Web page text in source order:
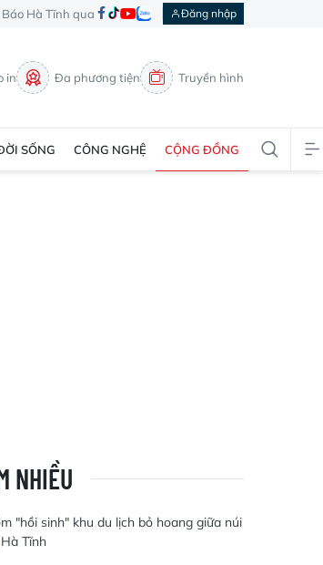
Hà Tĩnh qua Đăng nhập
in Đa phương tiện Truyền hình
SỐNG CÔNG NGHỆ CỘNG ĐỒNG
NHIỀU